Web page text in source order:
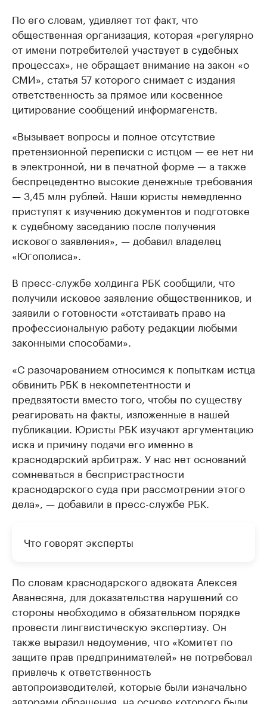
По его словам, удивляет тот факт, что
общественная организация, которая «регулярно
от имени потребителей участвует в судебных
процессах», не обращает внимание на закон «о
СМИ», статья 57 которого снимает с издания
ответственность за прямое или косвенное
цитирование сообщений информагенств.
«Вызывает вопросы и полное отсутствие
претензионной переписки с истцом — ее нет ни
в электронной, ни в печатной форме — а также
беспрецедентно высокие денежные требования
— 3,45 млн рублей. Наши юристы немедленно
приступят к изучению документов и подготовке
к судебному заседанию после получения
искового заявления», — добавил владелец
«Югополиса».
В пресс-службе холдинга РБК сообщили, что
получили исковое заявление общественников, и
заявили о готовности «отстаивать право на
профессиональную работу редакции любыми
законными способами».
«С разочарованием относимся к попыткам истца
обвинить РБК в некомпетентности и
предвзятости вместо того, чтобы по существу
реагировать на факты, изложенные в нашей
публикации. Юристы РБК изучают аргументацию
иска и причину подачи его именно в
краснодарский арбитраж. У нас нет оснований
сомневаться в беспристрастности
краснодарского суда при рассмотрении этого
дела», — добавили в пресс-службе РБК.
Что говорят эксперты
По словам краснодарского адвоката Алексея
Аванесяна, для доказательства нарушений со
стороны необходимо в обязательном порядке
провести лингвистическую экспертизу. Он
также выразил недоумение, что «Комитет по
защите прав предпринимателей» не потребовал
привлечь к ответственность
автопроизводителей, которые были изначально
авторами обращения, на основе которого были